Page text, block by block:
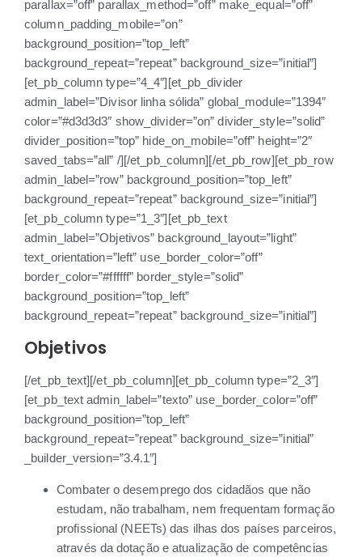
parallax=”off” parallax_method=”off” make_equal=”off”
column_padding_mobile=”on”
background_position=”top_left”
background_repeat=”repeat” background_size=”initial”]
[et_pb_column type=”4_4″][et_pb_divider
admin_label=”Divisor linha sólida” global_module=”1394″
color=”#d3d3d3″ show_divider=”on” divider_style=”solid”
divider_position=”top” hide_on_mobile=”off” height=”2″
saved_tabs=”all” /][/et_pb_column][/et_pb_row][et_pb_row
admin_label=”row” background_position=”top_left”
background_repeat=”repeat” background_size=”initial”]
[et_pb_column type=”1_3″][et_pb_text
admin_label=”Objetivos” background_layout=”light”
text_orientation=”left” use_border_color=”off”
border_color=”#ffffff” border_style=”solid”
background_position=”top_left”
background_repeat=”repeat” background_size=”initial”]
Objetivos
[/et_pb_text][/et_pb_column][et_pb_column type=”2_3″]
[et_pb_text admin_label=”texto” use_border_color=”off”
background_position=”top_left”
background_repeat=”repeat” background_size=”initial”
_builder_version=”3.4.1″]
Combater o desemprego dos cidadãos que não
estudam, não trabalham, nem frequentam formação
profissional (NEETs) das ilhas dos países parceiros,
através da dotação e atualização de competências